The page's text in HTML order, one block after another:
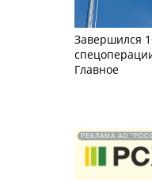
Завершился
Главное
РЕКЛАМА АО